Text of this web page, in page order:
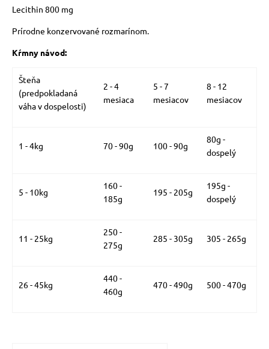
Lecithin 800 mg
Prírodne konzervované rozmarínom.
Kŕmny návod:
Šteňa
(predpokladaná
váha v dospelosti)
2 - 4
mesiaca
5 - 7
mesiacov
8 - 12
mesiacov
1 - 4kg 70 - 90g 100 - 90g
80g -
dospelý
5 - 10kg
160 -
185g
195 - 205g
195g -
dospelý
11 - 25kg
250 -
275g
285 - 305g 305 - 265g
26 - 45kg
440 -
460g
470 - 490g 500 - 470g